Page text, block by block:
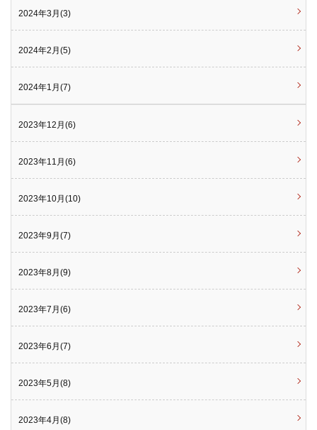
2024年3月(3)
2024年2月(5)
2024年1月(7)
2023年12月(6)
2023年11月(6)
2023年10月(10)
2023年9月(7)
2023年8月(9)
2023年7月(6)
2023年6月(7)
2023年5月(8)
2023年4月(8)